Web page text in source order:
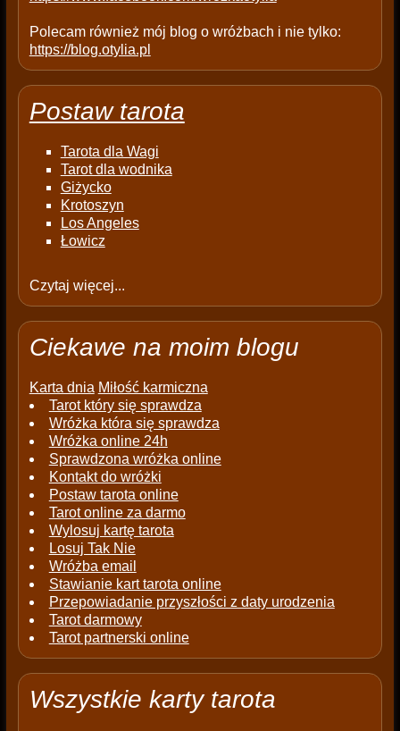
Polecam również mój blog o wróżbach i nie tylko:
https://blog.otylia.pl
Postaw tarota
Tarota dla Wagi
Tarot dla wodnika
Giżycko
Krotoszyn
Los Angeles
Łowicz
Czytaj więcej...
Ciekawe na moim blogu
Karta dnia Miłość karmiczna
Tarot który się sprawdza
Wróżka która się sprawdza
Wróżka online 24h
Sprawdzona wróżka online
Kontakt do wróżki
Postaw tarota online
Tarot online za darmo
Wylosuj kartę tarota
Losuj Tak Nie
Wróżba email
Stawianie kart tarota online
Przepowiadanie przyszłości z daty urodzenia
Tarot darmowy
Tarot partnerski online
Wszystkie karty tarota